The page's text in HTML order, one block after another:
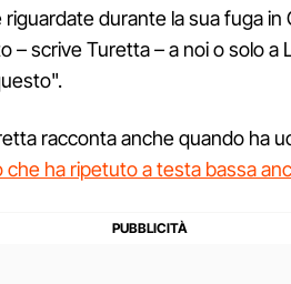
durante la sua fuga in
– scrive Turetta – a noi o solo a
racconta anche quando ha
che ha ripetuto a testa bassa